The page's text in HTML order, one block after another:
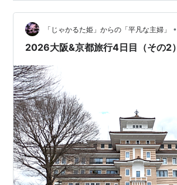
「じゃかるた姫」からの「平凡な主婦」 •
2026大阪&京都旅行4日目（その2）